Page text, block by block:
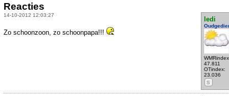
Reacties
14-10-2012 12:03:27
ledi
47.811
OTindex:
23.036
S
Zo schoonzoon, zo schoonpapa!!!